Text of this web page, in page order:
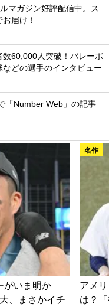
マガジン好評配信中。ス
届け！
60,000人突破！バレーボ
どの選手のインタビュー
「Number Web」の記事
がいま明か
、まさかイチ
名作
アメ
は？